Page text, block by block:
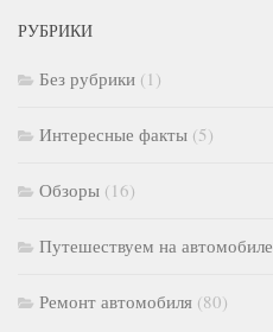
РУБРИКИ
Без рубрики (1)
Интересные факты (5)
Обзоры (16)
Путешествуем на автомобиле
Ремонт автомобиля (80)